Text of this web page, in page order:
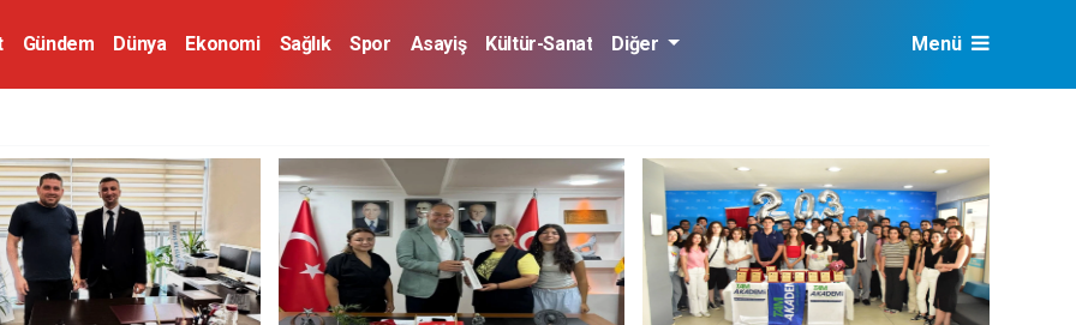
Gündem Dünya Ekonomi Sağlık Spor Asayiş Kültür-Sanat Diğer Menü